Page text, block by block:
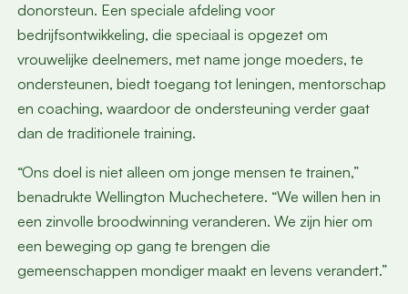
donorsteun. Een speciale afdeling voor
bedrijfsontwikkeling, die speciaal is opgezet om
vrouwelijke deelnemers, met name jonge moeders, te
ondersteunen, biedt toegang tot leningen, mentorschap
en coaching, waardoor de ondersteuning verder gaat
dan de traditionele training.
“Ons doel is niet alleen om jonge mensen te trainen,”
benadrukte Wellington Muchechetere. “We willen hen in
een zinvolle broodwinning veranderen. We zijn hier om
een beweging op gang te brengen die
gemeenschappen mondiger maakt en levens verandert.”